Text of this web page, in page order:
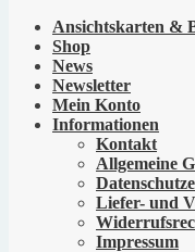
Ansichtskarten &
Shop
News
Newsletter
Mein Konto
Informationen
Kontakt
Allgemeine
Liefer- und
Impressum